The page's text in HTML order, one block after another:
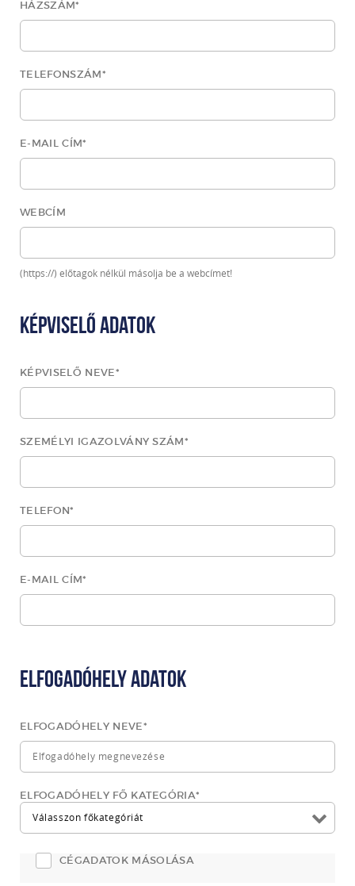
HÁZSZÁM*
TELEFONSZÁM *
E-MAIL CÍM*
WEBCÍM
(https://) előtagok nélkül másolja be a webcímet!
Képviselő adatok
KÉPVISELŐ NEVE*
SZEMÉLYI IGAZOLVÁNY SZÁM *
TELEFON*
E-MAIL CÍM*
Elfogadóhely adatok
ELFOGADÓHELY NEVE*
ELFOGADÓHELY FŐ KATEGÓRIA*
CÉGADATOK MÁSOLÁSA